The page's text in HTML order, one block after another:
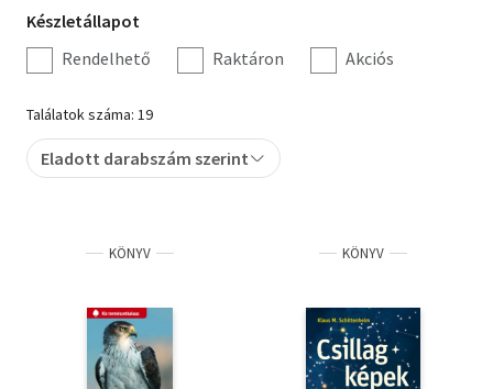
Gyermek- és ifjúsági
Hobbi, szabadidő
Irodalom
Művészet
Szótár, nyelvkönyv
Társadalomtudomány
Készletállapot
szűrés
Készletállapot
Rendelhető
Raktáron Akciós
Találatok száma: 19
Eladott darabszám szerint
KÖNYV KÖNYV